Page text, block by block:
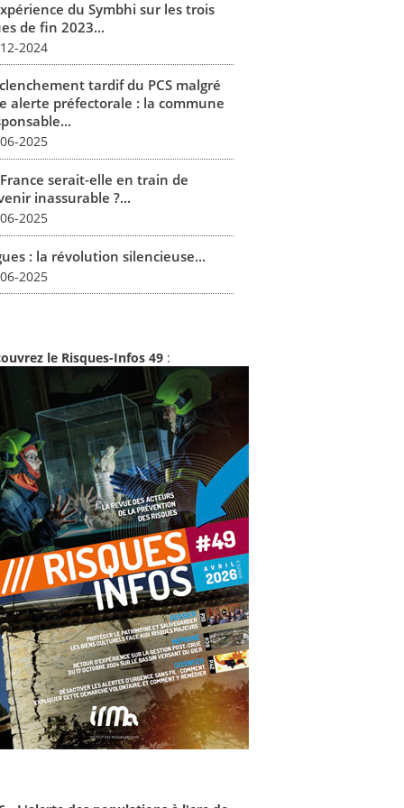
du Symbhi sur les trois
de fin 2023...
2024
tardif du PCS malgré
alerte préfectorale : la commune
2025
serait-elle en train de
inassurable ?...
2025
: la révolution silencieuse...
2025
le Risques-Infos 49 :